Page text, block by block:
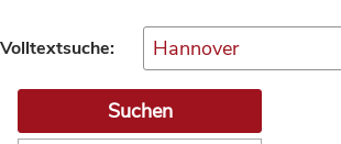
Volltextsuche: